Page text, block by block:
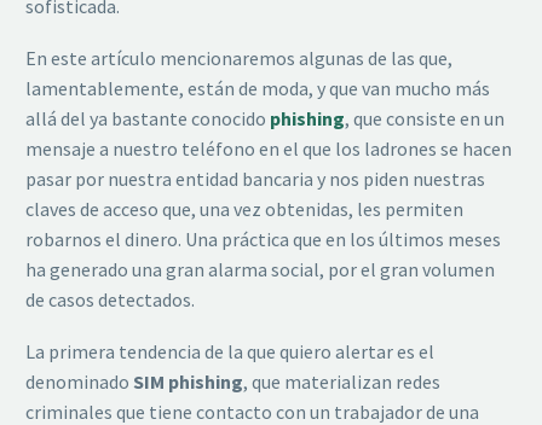
sofisticada.
En este artículo mencionaremos algunas de las que,
lamentablemente, están de moda, y que van mucho más
allá del ya bastante conocido phishing, que consiste en un
mensaje a nuestro teléfono en el que los ladrones se hacen
pasar por nuestra entidad bancaria y nos piden nuestras
claves de acceso que, una vez obtenidas, les permiten
robarnos el dinero. Una práctica que en los últimos meses
ha generado una gran alarma social, por el gran volumen
de casos detectados.
La primera tendencia de la que quiero alertar es el
denominado SIM phishing, que materializan redes
criminales que tiene contacto con un trabajador de una